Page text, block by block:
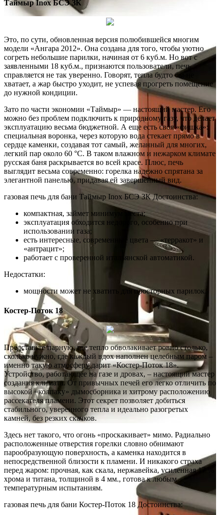
Таймыр Inox БСЭ ЗК
Это, по сути, обновленная версия полюбившейся многим
модели «Ангара 2012». Она создана для того, чтобы уютно
согреть небольшие парилки, начиная от 6 куб.м. Но вот с
заявленными 18 куб.м., признаются пользователи, печь
справляется не так уверенно. Говорят, тепла будто бы не
хватает, а жар быстро уходит, не успевая прогреть помещение
до нужной кондиции.
Зато по части экономии «Таймыр» — настоящий мастер. Его
можно без проблем подключить к природному газу, что делает
эксплуатацию весьма бюджетной. А еще есть своя «фишка»:
специальная воронка, через которую вода стекает прямо в
сердце каменки, создавая тот самый, желанный для многих,
легкий пар около 60 °C. В таком влажном и нежарком климате
русская баня раскрывается во всей красе. Плюс, печь
выглядит весьма современно: горелка надежно спрятана за
элегантной панелью, придавая ей завершенный вид.
газовая печь для бани Таймыр Inox БСЭ ЗК Достоинства:
компактная, займет минимум места;
эксплуатация обходится недорого, особенно при
использовании газа;
есть интересные, современные цвета — «терракот» и
«антрацит»;
работает с проверенной итальянской автоматикой.
Недостатки:
мощности может не хватить для просторных парилок.
Костер-Поток 18
Представьте парную, где тепло обволакивает ровно столько,
сколько нужно, где каждый вдох наполнен целебным паром –
именно такую атмосферу дарит «Костер-Поток 18».
Устройство, работающее на газе и дровах, – настоящий мастер
создания климата. От привычных печей его легко отличить по
высокой «колпаку» дымосборника и хитрому расположению
рассекателя пламени. Этот секрет позволяет добиться
стабильного, уверенного тепла и идеально разогретых
камней, без резких скачков.
Здесь нет такого, что огонь «проскакивает» мимо. Радиально
расположенные отверстия горелки словно обнимают
парообразующую поверхность, а каменка находится в
непосредственной близости к пламени. И никакого страха
перед жаром: прочная, как скала, нержавейка, усиленная 17 %
хрома и титана, толщиной в 4 мм., готова к любым
температурным испытаниям.
газовая печь для бани Костер-Поток 18 Достоинства: